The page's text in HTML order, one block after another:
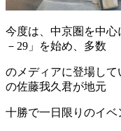
今度は、中京圏を中
－29」を始め、多数
のメディアに登場して
の佐藤我久君が地元
十勝で一日限りのイベ